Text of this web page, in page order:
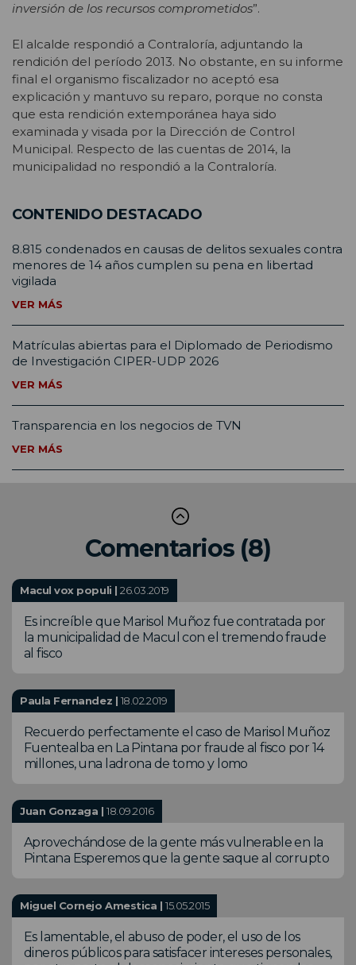
inversión de los recursos comprometidos”.
El alcalde respondió a Contraloría, adjuntando la
rendición del período 2013. No obstante, en su informe
final el organismo fiscalizador no aceptó esa
explicación y mantuvo su reparo, porque no consta
que esta rendición extemporánea haya sido
examinada y visada por la Dirección de Control
Municipal. Respecto de las cuentas de 2014, la
municipalidad no respondió a la Contraloría.
CONTENIDO DESTACADO
8.815 condenados en causas de delitos sexuales contra
menores de 14 años cumplen su pena en libertad
vigilada
VER MÁS
Matrículas abiertas para el Diplomado de Periodismo
de Investigación CIPER-UDP 2026
VER MÁS
Transparencia en los negocios de TVN
VER MÁS
Comentarios (8)
Macul vox populi |26.03.2019
Es increíble que Marisol Muñoz fue contratada por
la municipalidad de Macul con el tremendo fraude
al fisco
Paula Fernandez | 18.02.2019
Recuerdo perfectamente el caso de Marisol Muñoz
Fuentealba en La Pintana por fraude al fisco por 14
millones, una ladrona de tomo y lomo
Juan Gonzaga |18.09.2016
Aprovechándose de la gente más vulnerable en la
Pintana Esperemos que la gente saque al corrupto
Miguel Cornejo Amestica |15.05.2015
Es lamentable, el abuso de poder, el uso de los
dineros públicos para satisfacer intereses personales,